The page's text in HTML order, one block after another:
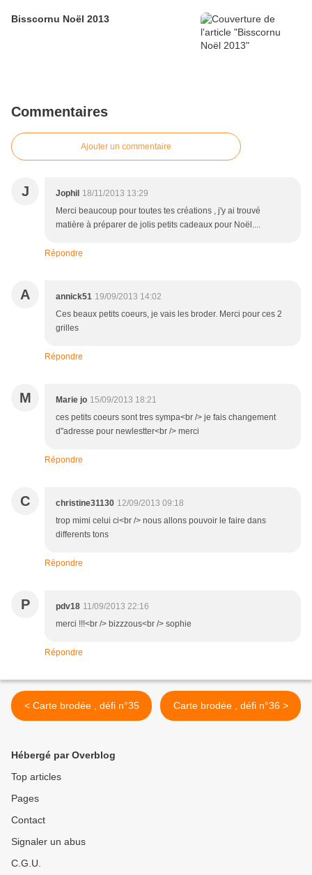
Bisscornu Noël 2013
Commentaires
Ajouter un commentaire
J Jophil 18/11/2013 13:29
Merci beaucoup pour toutes tes créations , j'y ai trouvé
matière à préparer de jolis petits cadeaux pour Noël....
Répondre
A annick51 19/09/2013 14:02
Ces beaux petits coeurs, je vais les broder. Merci pour ces 2
grilles
Répondre
M Marie jo 15/09/2013 18:21
ces petits coeurs sont tres sympa<br /> je fais changement
d"adresse pour newlestter<br /> merci
Répondre
C christine31130 12/09/2013 09:18
trop mimi celui ci<br /> nous allons pouvoir le faire dans
differents tons
Répondre
P pdv18 11/09/2013 22:16
merci !!!<br /> bizzzous<br /> sophie
Répondre
< Carte brodée , défi n°35 Carte brodée , défi n°36 >
Hébergé par Overblog
Top articles
Pages
Contact
Signaler un abus
C.G.U.